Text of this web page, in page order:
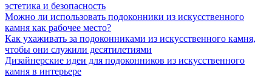
эстетика и безопасность
Можно ли использовать подоконники из искусственного
камня как рабочее место?
Как ухаживать за подоконниками из искусственного камня,
чтобы они служили десятилетиями
Дизайнерские идеи для подоконников из искусственного
камня в интерьере